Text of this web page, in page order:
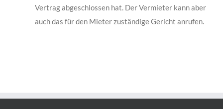
Vertrag abgeschlossen hat. Der Vermieter kann aber
auch das für den Mieter zu­ständige Gericht anrufen.